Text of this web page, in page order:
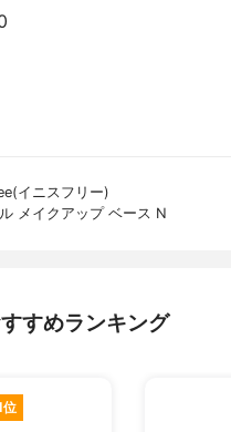
イニスフリー)
メイクアップ ベース N
すめランキング
位